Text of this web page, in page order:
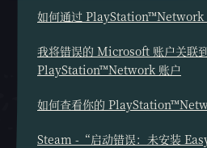
如何通过 PlayStation™Network
我将错误的 Microsoft 账户关联
PlayStation™Network 账户
如何查看你的
Steam -“启动错误：未安装